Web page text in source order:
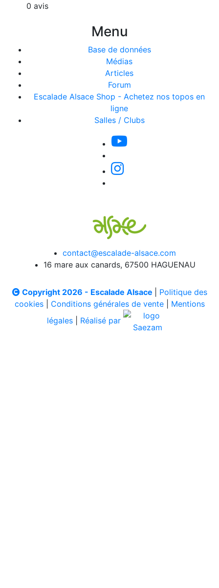
0 avis
Menu
Base de données
Médias
Articles
Forum
Escalade Alsace Shop - Achetez nos topos en
ligne
Salles / Clubs
contact@escalade-alsace.com
16 mare aux canards, 67500 HAGUENAU
Copyright 2026 - Escalade Alsace
Politique des
cookies| Conditions générales de vente| Mentions
légales
Réalisé par